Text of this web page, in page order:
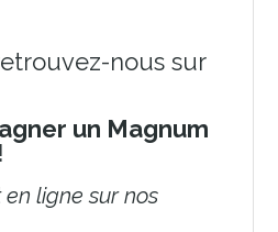
nous sur
un Magnum
!
ligne sur nos